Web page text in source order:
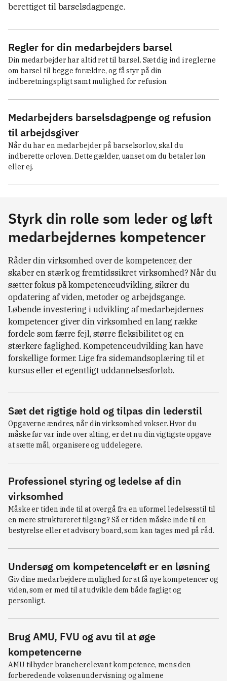
berettiget til barselsdagpenge.
Regler for din medarbejders barsel
Din medarbejder har altid ret til barsel. Sæt dig ind i reglerne
om barsel til begge forældre, og få styr på din
indberetningspligt samt mulighed for refusion.
Medarbejders barselsdagpenge og refusion
til arbejdsgiver
Når du har en medarbejder på barselsorlov, skal du
indberette orloven. Dette gælder, uanset om du betaler løn
eller ej.
Styrk din rolle som leder og løft
medarbejdernes kompetencer
Råder din virksomhed over de kompetencer, der
skaber en stærk og fremtidssikret virksomhed? Når du
sætter fokus på kompetenceudvikling, sikrer du
opdatering af viden, metoder og arbejdsgange.
Løbende investering i udvikling af medarbejdernes
kompetencer giver din virksomhed en lang række
fordele som færre fejl, større fleksibilitet og en
stærkere faglighed. Kompetenceudvikling kan have
forskellige former. Lige fra sidemandsoplæring til et
kursus eller et egentligt uddannelsesforløb.
Sæt det rigtige hold og tilpas din lederstil
Opgaverne ændres, når din virksomhed vokser. Hvor du
måske før var inde over alting, er det nu din vigtigste opgave
at sætte mål, organisere og uddelegere.
Professionel styring og ledelse af din
virksomhed
Måske er tiden inde til at overgå fra en uformel ledelsesstil til
en mere struktureret tilgang? Så er tiden måske inde til en
bestyrelse eller et advisory board, som kan tages med på råd.
Undersøg om kompetenceløft er en løsning
Giv dine medarbejdere mulighed for at få nye kompetencer og
viden, som er med til at udvikle dem både fagligt og
personligt.
Brug AMU, FVU og avu til at øge
kompetencerne
AMU tilbyder brancherelevant kompetence, mens den
forberedende voksenundervisning og almene